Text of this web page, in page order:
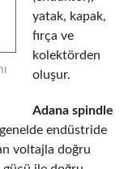
yatak, kapak,
fırça ve
kolektörden
oluşur.
Adana spindle
endüstride
voltajla doğru